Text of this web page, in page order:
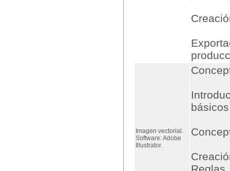
Imagen vectorial.
Software: Adobe
Illustrator.